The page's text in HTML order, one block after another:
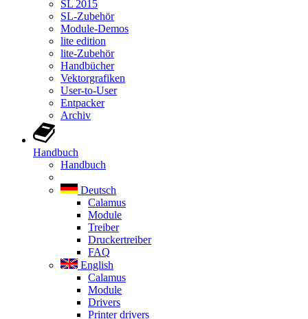
SL 2015
SL-Zubehör
Module-Demos
lite edition
lite-Zubehör
Handbücher
Vektorgrafiken
User-to-User
Entpacker
Archiv
Handbuch
Handbuch
Deutsch
Calamus
Module
Treiber
Druckertreiber
FAQ
English
Calamus
Module
Drivers
Printer drivers